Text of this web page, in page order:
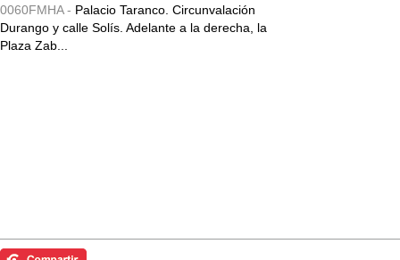
0060FMHA - Palacio Taranco. Circunvalación
Durango y calle Solís. Adelante a la derecha, la
Plaza Zab...